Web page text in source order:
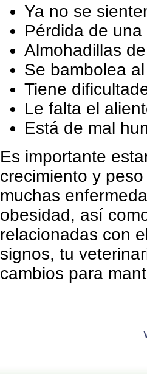
Ya no se
Pérdida de
Almohadillas
Se bambolea
Tiene
Le falta el
Está de mal
Es importante
crecimiento y
muchas
obesidad, así
relacionadas con
signos, tu
cambios para